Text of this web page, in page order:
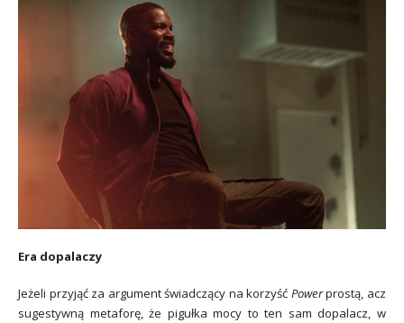
Era dopalaczy
Jeżeli przyjąć za argument świadczący na korzyść Powerprostą, acz
sugestywną metaforę, że pigułka mocy to ten sam dopalacz, w